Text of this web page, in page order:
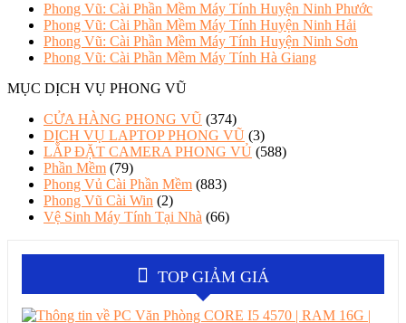
Phong Vũ: Cài Phần Mềm Máy Tính Huyện Ninh Phước
Phong Vũ: Cài Phần Mềm Máy Tính Huyện Ninh Hải
Phong Vũ: Cài Phần Mềm Máy Tính Huyện Ninh Sơn
Phong Vũ: Cài Phần Mềm Máy Tính Hà Giang
MỤC DỊCH VỤ PHONG VŨ
CỬA HÀNG PHONG VŨ (374)
DỊCH VỤ LAPTOP PHONG VŨ (3)
LẮP ĐẶT CAMERA PHONG VỦ (588)
Phần Mềm (79)
Phong Vủ Cài Phần Mềm (883)
Phong Vũ Cài Win (2)
Vệ Sinh Máy Tính Tại Nhà (66)
TOP GIẢM GIÁ